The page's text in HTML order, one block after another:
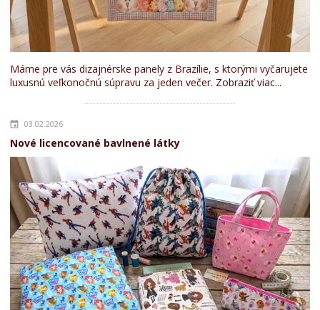
Máme pre vás dizajnérske panely z Brazílie, s ktorými vyčarujete
luxusnú veľkonočnú súpravu za jeden večer. Zobraziť viac...
03.02.2026
Nové licencované bavlnené látky